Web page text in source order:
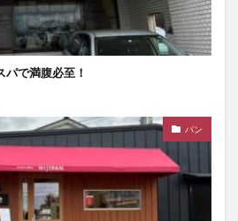
で満腹必至！
パン